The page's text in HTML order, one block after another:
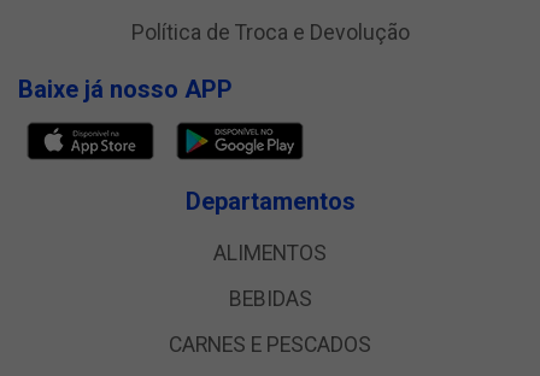
Política de Troca e Devolução
Baixe já nosso APP
Departamentos
ALIMENTOS
BEBIDAS
CARNES E PESCADOS